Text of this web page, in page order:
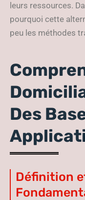
leurs ressources.
pourquoi cette
peu les méthodes
Des
Définition